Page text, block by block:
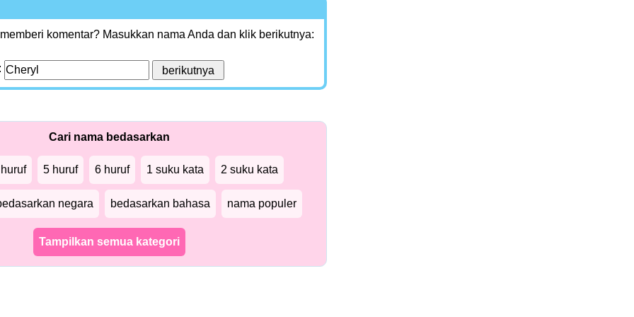
komentar? Masukkan nama Anda dan klik berikutnya:
Cari nama bedasarkan
5 huruf 6 huruf 1 suku kata 2 suku kata
negara bedasarkan bahasa nama populer
Tampilkan semua kategori